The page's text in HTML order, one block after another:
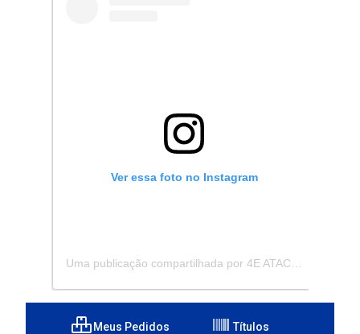
Ver essa foto no Instagram
Meus Pedidos Títulos